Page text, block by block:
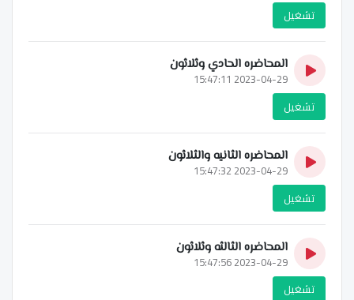
تشغيل
المحاضره الحادي وثلاثون
2023-04-29 15:47:11
تشغيل
المحاضره الثانيه والثلاثون
2023-04-29 15:47:32
تشغيل
المحاضره الثالثه وثلاثون
2023-04-29 15:47:56
تشغيل